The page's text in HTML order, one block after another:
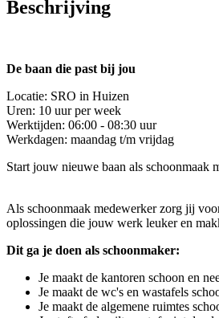
Beschrijving
De baan die past bij jou
Locatie: SRO in Huizen
Uren: 10 uur per week
Werktijden: 06:00 - 08:30 uur
Werkdagen: maandag t/m vrijdag
Start jouw nieuwe baan als schoonmaak
Als schoonmaak medewerker zorg jij
oplossingen die jouw werk leuker en
Dit ga je doen als schoonmaker:
Je maakt de kantoren schoon en
Je maakt de wc's en wastafels
Je maakt de algemene ruimtes